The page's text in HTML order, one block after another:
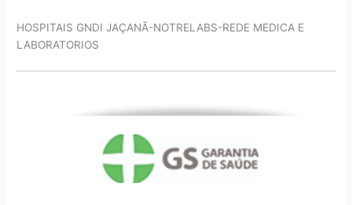
HOSPITAIS GNDI JAÇANÃ-NOTRELABS-REDE MEDICA E
LABORATORIOS